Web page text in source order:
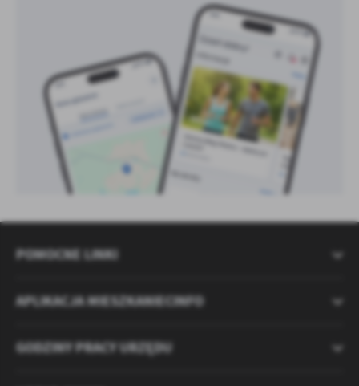
POMOCNE LINKI
APLIKACJA MIESZKANIECINFO
GODZINY PRACY URZĘDU